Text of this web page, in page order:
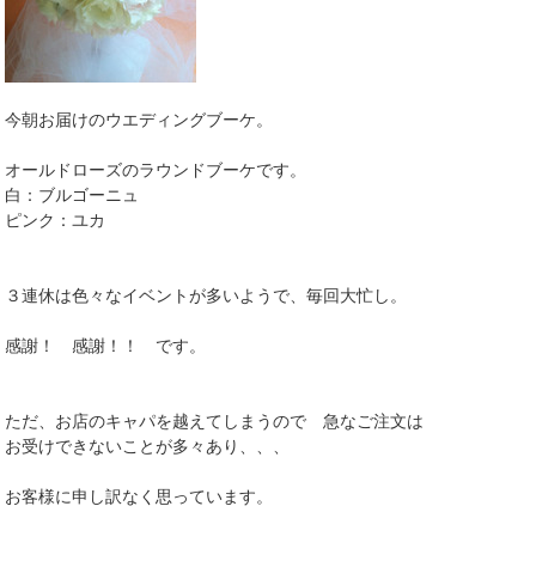
今朝お届けのウエディングブーケ。
オールドローズのラウンドブーケです。
白：ブルゴーニュ
ピンク：ユカ
３連休は色々なイベントが多いようで、毎回大忙し。
感謝！ 感謝！！ です。
ただ、お店のキャパを越えてしまうので 急なご注文は
お受けできないことが多々あり、、、
お客様に申し訳なく思っています。